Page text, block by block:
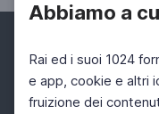
Abbiamo a
Rai ed i suoi 1024
e app, cookie e altri
fruizione dei
Facebook